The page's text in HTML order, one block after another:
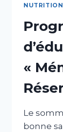
«
Le
bonne